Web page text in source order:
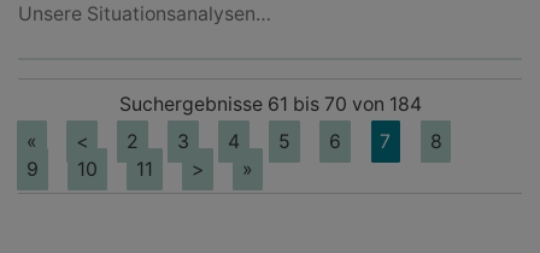
Unsere Situationsanalysen…
Suchergebnisse 61 bis 70 von 184
«
< 2 3 4 5 6 7
8
9
10 11 > »